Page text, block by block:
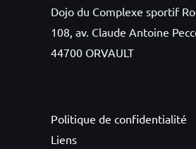
Dojo du Complexe sportif
108, av. Claude Antoine
44700 ORVAULT
Politique de confidentialité
Liens